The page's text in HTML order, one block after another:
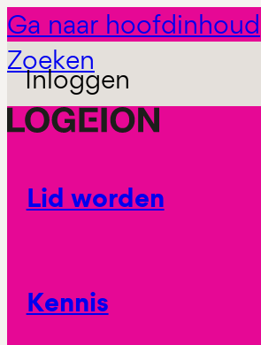
Ga naar hoofdinhoud
Zoeken
Inloggen
Lid worden
Kennis